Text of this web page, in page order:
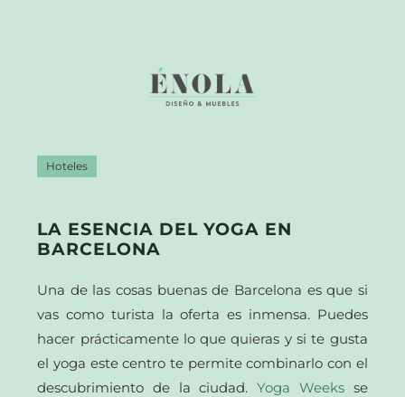
Hoteles
LA ESENCIA DEL YOGA EN
BARCELONA
Una de las cosas buenas de Barcelona es que si
vas como turista la oferta es inmensa. Puedes
hacer prácticamente lo que quieras y si te gusta
el yoga este centro te permite combinarlo con el
descubrimiento de la ciudad.Yoga Weeksse